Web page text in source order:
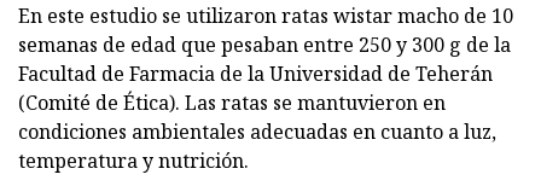
En este estudio se utilizaron ratas wistar macho de 10
semanas de edad que pesaban entre 250 y 300 g de la
Facultad de Farmacia de la Universidad de Teherán
(Comité de Ética). Las ratas se mantuvieron en
condiciones ambientales adecuadas en cuanto a luz,
temperatura y nutrición.